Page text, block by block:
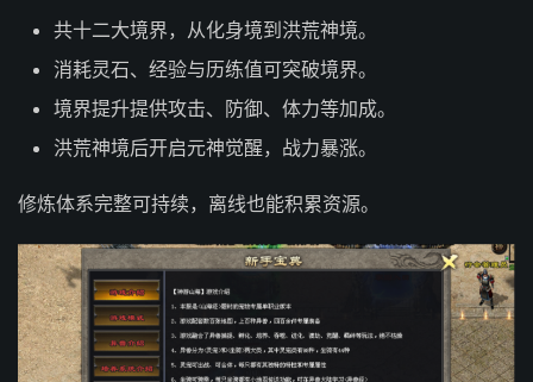
共十二大境界，从化身境到洪荒神境。
消耗灵石、经验与历练值可突破境界。
境界提升提供攻击、防御、体力等加成。
洪荒神境后开启元神觉醒，战力暴涨。
修炼体系完整可持续，离线也能积累资源。